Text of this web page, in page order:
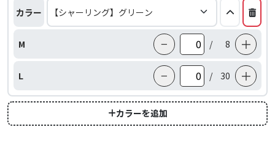
カラー
M − / 8 ＋
L − / 30 ＋
カラーを追加